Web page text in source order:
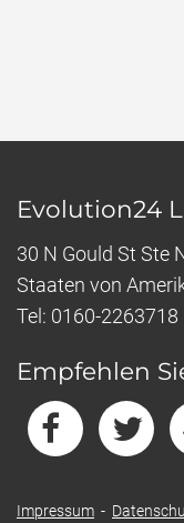
Evolution24
30 N Gould St Ste
Staaten von
Tel: 0160-
Empfehlen
Impressum -